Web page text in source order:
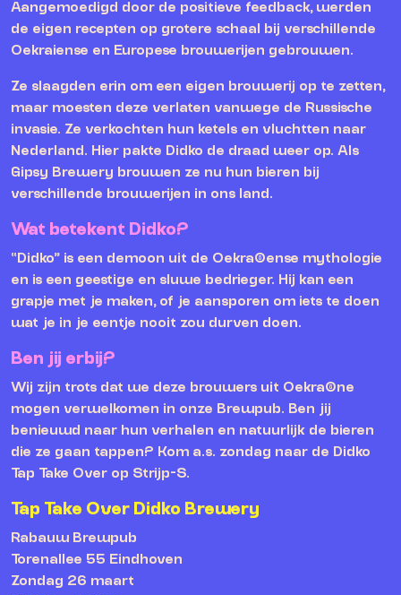
Aangemoedigd door de positieve feedback, werden
de eigen recepten op grotere schaal bij verschillende
Oekraiense en Europese brouwerijen gebrouwen.
Ze slaagden erin om een eigen brouwerij op te zetten,
maar moesten deze verlaten vanwege de Russische
invasie. Ze verkochten hun ketels en vluchtten naar
Nederland. Hier pakte Didko de draad weer op. Als
Gipsy Brewery brouwen ze nu hun bieren bij
verschillende brouwerijen in ons land.
Wat betekent Didko?
“Didko” is een demoon uit de Oekraïense mythologie
en is een geestige en sluwe bedrieger. Hij kan een
grapje met je maken, of je aansporen om iets te doen
wat je in je eentje nooit zou durven doen.
Ben jij erbij?
Wij zijn trots dat we deze brouwers uit Oekraïne
mogen verwelkomen in onze Brewpub. Ben jij
benieuwd naar hun verhalen en natuurlijk de bieren
die ze gaan tappen? Kom a.s. zondag naar de Didko
Tap Take Over op Strijp-S.
Tap Take Over Didko Brewery
Rabauw Brewpub
Torenallee 55 Eindhoven
Zondag 26 maart